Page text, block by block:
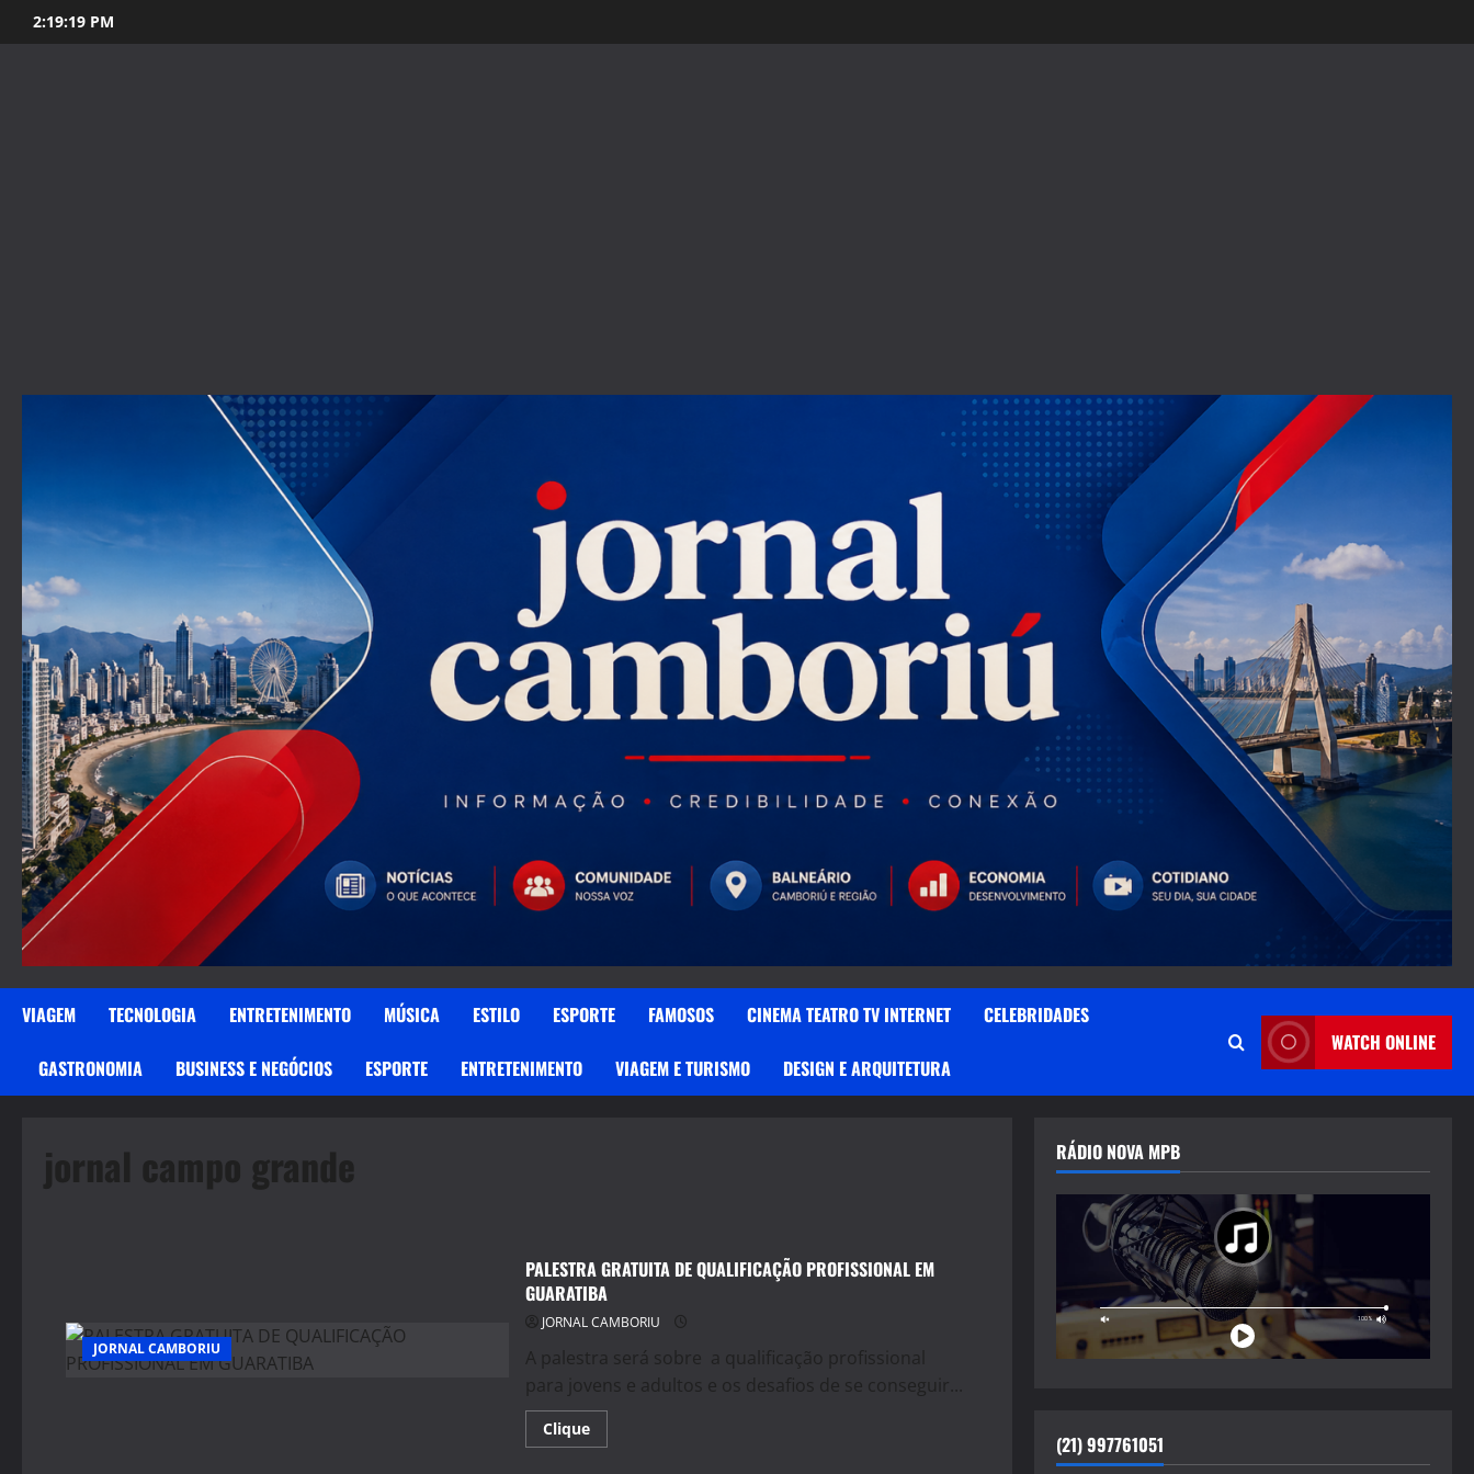
to
2:19:20 PM
VIAGEM TECNOLOGIA ENTRETENIMENTO MÚSICA ESTILO ESPORTE FAMOSOS CINEMA TEATRO TV INTERNET CELEBRIDADES
GASTRONOMIA BUSINESS E NEGÓCIOS ESPORTE ENTRETENIMENTO VIAGEM E TURISMO DESIGN E ARQUITETURA
WATCH ONLINE
jornal campo grande
JORNAL CAMBORIU
PALESTRA GRATUITA DE QUALIFICAÇÃO PROFISSIONAL EM
GUARATIBA
JORNAL CAMBORIU
A palestra será sobre a qualificação profissional
para jovens e adultos e os desafios de se conseguir...
CliqueRead
more
RÁDIO NOVA MPB
(21) 997761051